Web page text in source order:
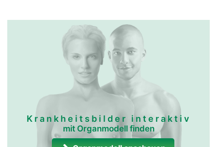
Krankheitsbilder interaktiv
mit Organmodell finden